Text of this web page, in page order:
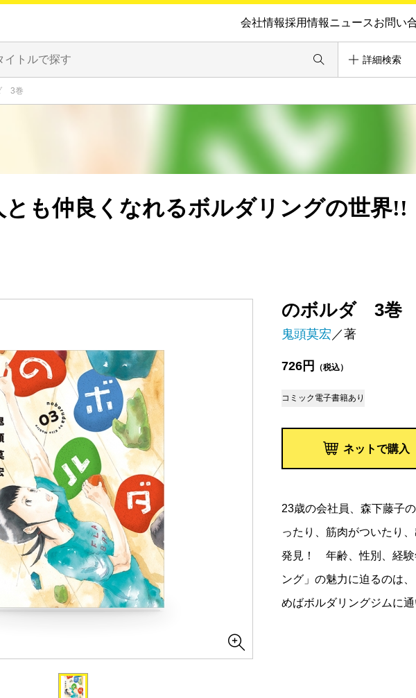
会社情報採用情報ニュースお問い
詳細検索
3巻
のボルダ 3巻
鬼頭莫宏 ／著
726円 （税込）
コミック 電子書籍あり
ネットで購入
も仲良くなれるボルダリングの世界!!
23歳の会社員、森下藤子
ったり、筋肉がついたり
発見！ 年齢、性別、経
ング」の魅力に迫るのは
めばボルダリングジムに